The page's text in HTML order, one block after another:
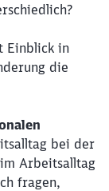
Einblick in
die
bei der
im Arbeitsalltag
fragen,